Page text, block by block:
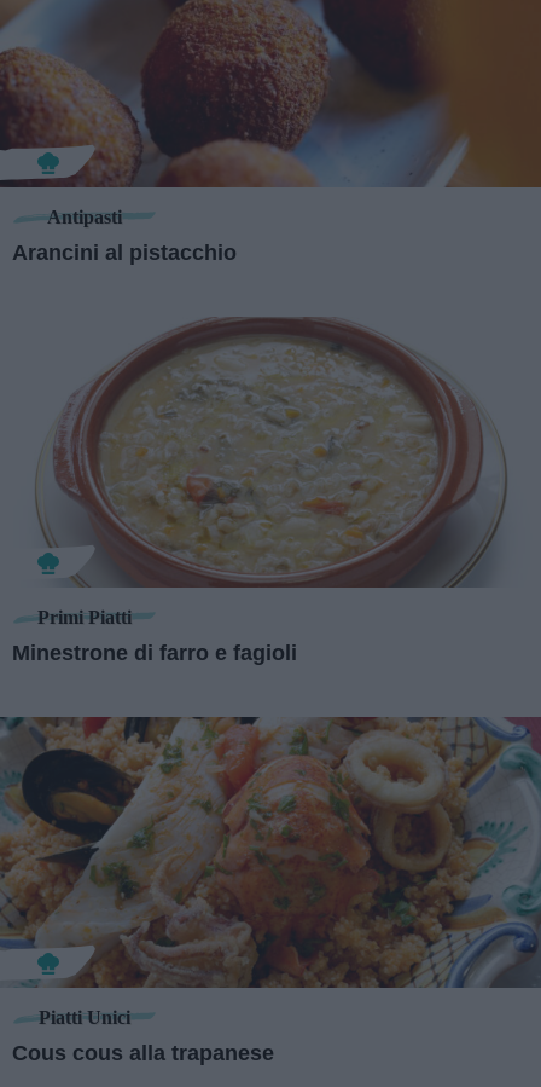
Antipasti
Arancini al pistacchio
Primi Piatti
Minestrone di farro e fagioli
Piatti Unici
Cous cous alla trapanese